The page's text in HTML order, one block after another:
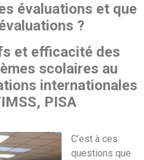
évaluations et que
?
et efficacité des
scolaires au
internationales
PISA
C’est à ces
questions que